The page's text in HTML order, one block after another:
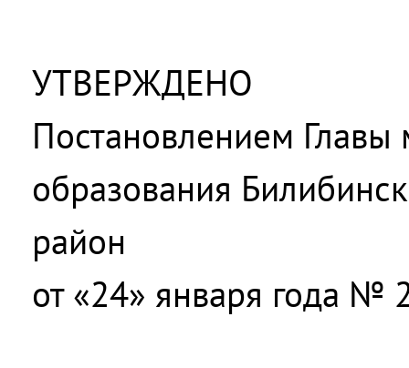
УТВЕРЖДЕНО
Постановлением Главы
образования
район
от «24» января года №